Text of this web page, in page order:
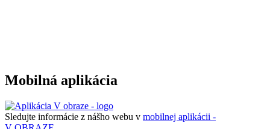
Mobilná aplikácia
Sledujte informácie z nášho webu v mobilnej aplikácii -